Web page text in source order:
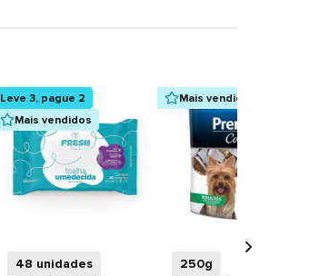
Leve 3, pague 2
Mais vendidos
+
48 unidades
Mais vendidos
250g